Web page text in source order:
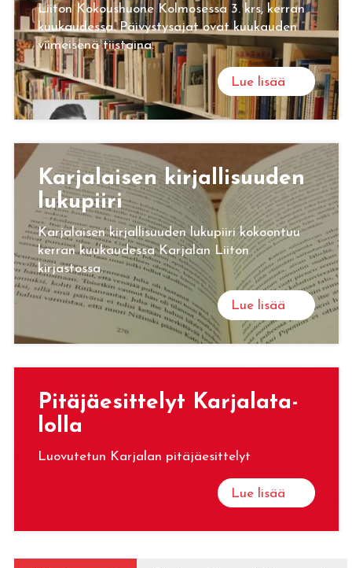
Liiton Kokoushuone Kolmosessa 3. krs, kerran
kuukaudessa. Päivystysajat ovat kuukauden
viimeisenä tiistaina.
Lue lisää
Kar­ja­lai­sen kir­jal­li­suu­den
lu­ku­pii­ri
Karjalaisen kirjallisuuden lukupiiri kokoontuu
kerran kuukaudessa Karjalan Liiton
kirjastossa.
Lue lisää
Pi­tä­jäe­sit­te­lyt Kar­ja­la­ta­
lol­la
Luovutetun Karjalan pitäjäesittelyt
Lue lisää